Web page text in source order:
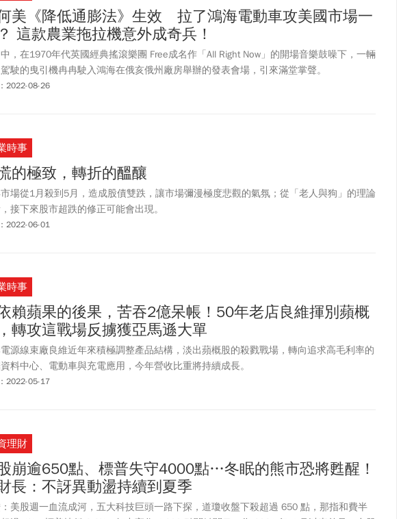
而面板雙虎友達（2409）、群創辦理現金減資後今新股掛牌首日，兩家均紅盤開出，其
大漲超過4%、友達漲幅則是近2%。面對台股跌這麼重，是今年3/7盤中跌逾580點以
年第二大跌點紀錄，ETtoday新聞雲報導，「台股沒什麼能救不能救的。」國安基金操
清華說，股市下跌是全球性問題，美股下跌、日股、韓股跟跌約1-2.5%，台股很難獨
上台股國慶日休市，補跌效應也在預料之中。阮清華強調，台股還有救，國安基金會持
。
美《降低通膨法》生效 拉了鴻海電動車攻美國市場一
這款農業拖拉機意外成奇兵！
，在1970年代英國經典搖滾樂團 Free成名作「All Right Now」的開場音樂鼓噪下，一輛
駛的曳引機冉冉駛入鴻海在俄亥俄州廠房舉辦的發表會場，引來滿堂掌聲。
2022-08-26
時事
的極致，轉折的醞釀
場從1月殺到5月，造成股債雙跌，讓市場彌漫極度悲觀的氣氛；從「老人與狗」的理論
接下來股市超跌的修正可能會出現。
2022-06-01
時事
賴蘋果的後果，苦吞2億呆帳！50年老店良維揮別蘋概
轉攻這戰場反擄獲亞馬遜大單
源線束廠良維近年來積極調整產品結構，淡出蘋概股的殺戮戰場，轉向追求高毛利率的
料中心、電動車與充電應用，今年營收比重將持續成長。
2022-05-17
理財
崩逾650點、標普失守4000點…冬眠的熊市恐將甦醒！
長：不訝異動盪持續到夏季
美股週一血流成河，五大科技巨頭一路下探，道瓊收盤下殺超過 650 點，那指和費半